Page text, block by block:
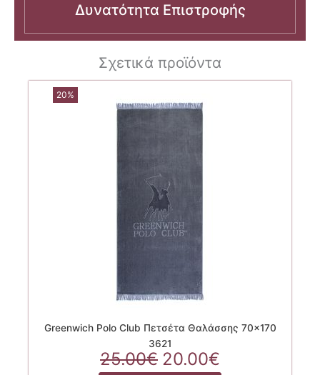
Δυνατότητα Επιστροφής
Σχετικά προϊόντα
20%
Greenwich Polo Club Πετσέτα Θαλάσσης 70×170
3621
25.00€ Original
20.00€